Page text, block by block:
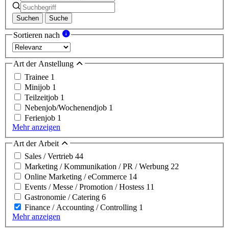
Suchen Suche
Sortieren nach
Art der Anstellung
Trainee 1
Minijob 1
Teilzeitjob 1
Nebenjob/Wochenendjob 1
Ferienjob 1
Mehr anzeigen
Art der Arbeit
Sales / Vertrieb 44
Marketing / Kommunikation / PR / Werbung 22
Online Marketing / eCommerce 14
Events / Messe / Promotion / Hostess 11
Gastronomie / Catering 6
Finance / Accounting / Controlling 1
Mehr anzeigen